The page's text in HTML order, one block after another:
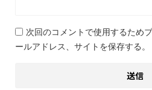
次回のコメントで使用するため
ールアドレス、サイトを保存する。